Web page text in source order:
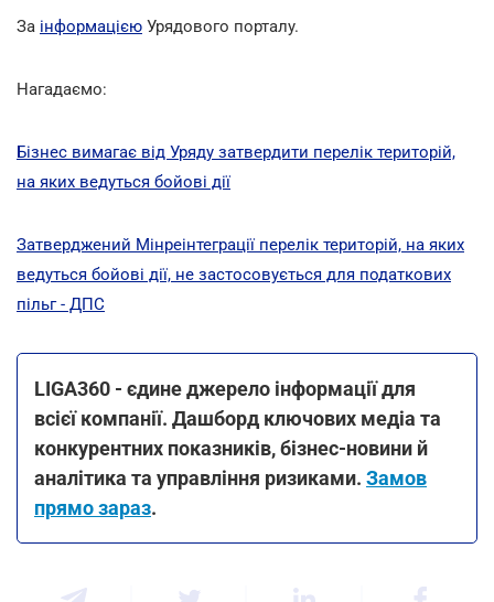
За інформацією Урядового порталу.
Нагадаємо:
Бізнес вимагає від Уряду затвердити перелік територій,
на яких ведуться бойові дії
Затверджений Мінреінтеграції перелік територій, на яких
ведуться бойові дії, не застосовується для податкових
пільг - ДПС
LIGA360 - єдине джерело інформації для
всієї компанії. Дашборд ключових медіа та
конкурентних показників, бізнес-новини й
аналітика та управління ризиками. Замов
прямо зараз.